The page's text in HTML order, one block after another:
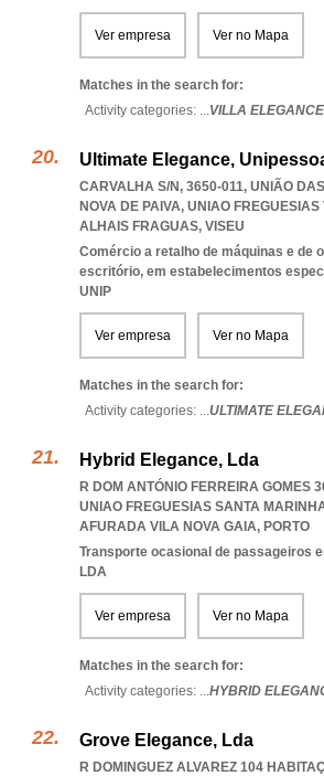
Ver empresa Ver no Mapa
Matches in the search for:
Activity categories: ...VILLA
Ultimate Elegance,
CARVALHA S/N, 3650-011, UNIÃO
NOVA DE PAIVA, UNIAO FREGUESIAS
ALHAIS FRAGUAS, VISEU
Comércio a retalho de máquinas e de
escritório, em estabelecimentos
UNIP
Ver empresa Ver no Mapa
Matches in the search for:
Activity categories: ...ULTIMATE
Hybrid Elegance, Lda
R DOM ANTÓNIO FERREIRA GOMES
UNIAO FREGUESIAS SANTA
AFURADA VILA NOVA GAIA, PORTO
Transporte ocasional de passageiros
LDA
Ver empresa Ver no Mapa
Matches in the search for:
Activity categories: ...HYBRID
Grove Elegance, Lda
R DOMINGUEZ ALVAREZ 104